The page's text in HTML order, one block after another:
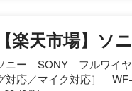
【楽天市場】ソ
ニー SONY フルワイヤ
対応／マイク対応］